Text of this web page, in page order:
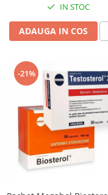
IN STOC
ADAUGA IN COS
-21%